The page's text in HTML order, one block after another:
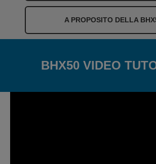
A PROPOSITO DELLA
BHX50 VIDEO